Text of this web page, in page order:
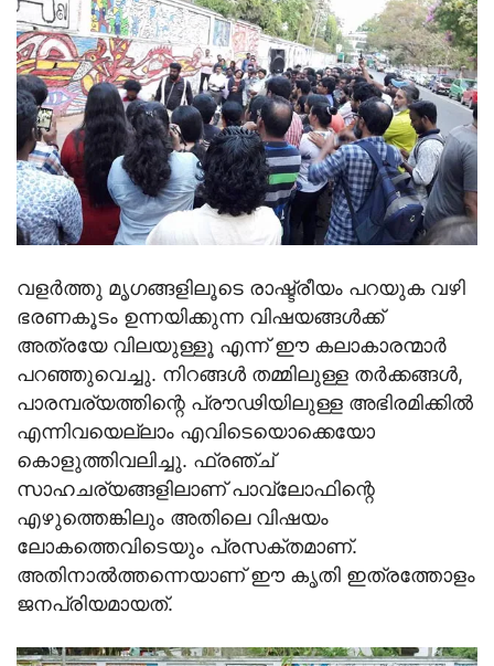
വളര്‍ത്തു മൃഗങ്ങളിലൂടെ രാഷ്ട്രീയം പറയുക വഴി
ഭരണകൂടം ഉന്നയിക്കുന്ന വിഷയങ്ങള്‍ക്ക്
അത്രയേ വിലയുള്ളൂ എന്ന് ഈ കലാകാരന്മാര്‍
പറഞ്ഞുവെച്ചു. നിറങ്ങള്‍ തമ്മിലുള്ള തര്‍ക്കങ്ങള്‍,
പാരമ്പര്യത്തിന്റെ പ്രൗഢിയിലുള്ള അഭിരമിക്കില്‍
എന്നിവയെല്ലാം എവിടെയൊക്കെയോ
കൊളുത്തിവലിച്ചു. ഫ്രഞ്ച്
സാഹചര്യങ്ങളിലാണ് പാവ്‌ലോഫിന്റെ
എഴുത്തെങ്കിലും അതിലെ വിഷയം
ലോകത്തെവിടെയും പ്രസക്തമാണ്.
അതിനാല്‍ത്തന്നെയാണ് ഈ കൃതി ഇത്രത്തോളം
ജനപ്രിയമായത്.